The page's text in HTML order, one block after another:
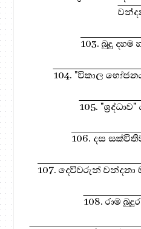
103. බුදු දහම
104. "විකාල
105.
106. දස
107. දෙවිවරුන් වන්දනා
108. රාම